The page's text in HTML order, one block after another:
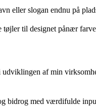
eller slogan endnu på
tøjler til designet pånær
udviklingen af min
bidrog med værdifulde